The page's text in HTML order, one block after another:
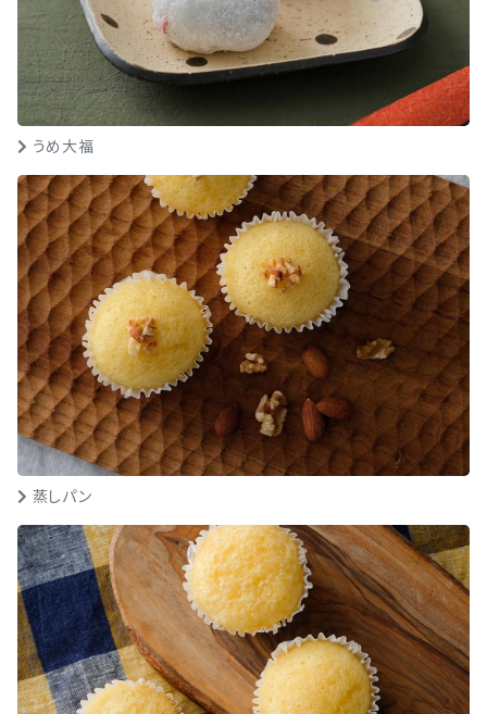
うめ大福
蒸しパン